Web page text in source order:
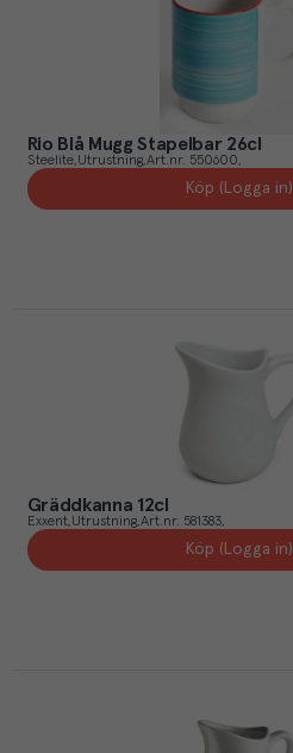
Rio Blå Mugg Stapelbar 26cl
Steelite Utrustning Art.nr. 550600
Köp (Logga in)
Gräddkanna 12cl
Exxent Utrustning Art.nr. 581383
Köp (Logga in)